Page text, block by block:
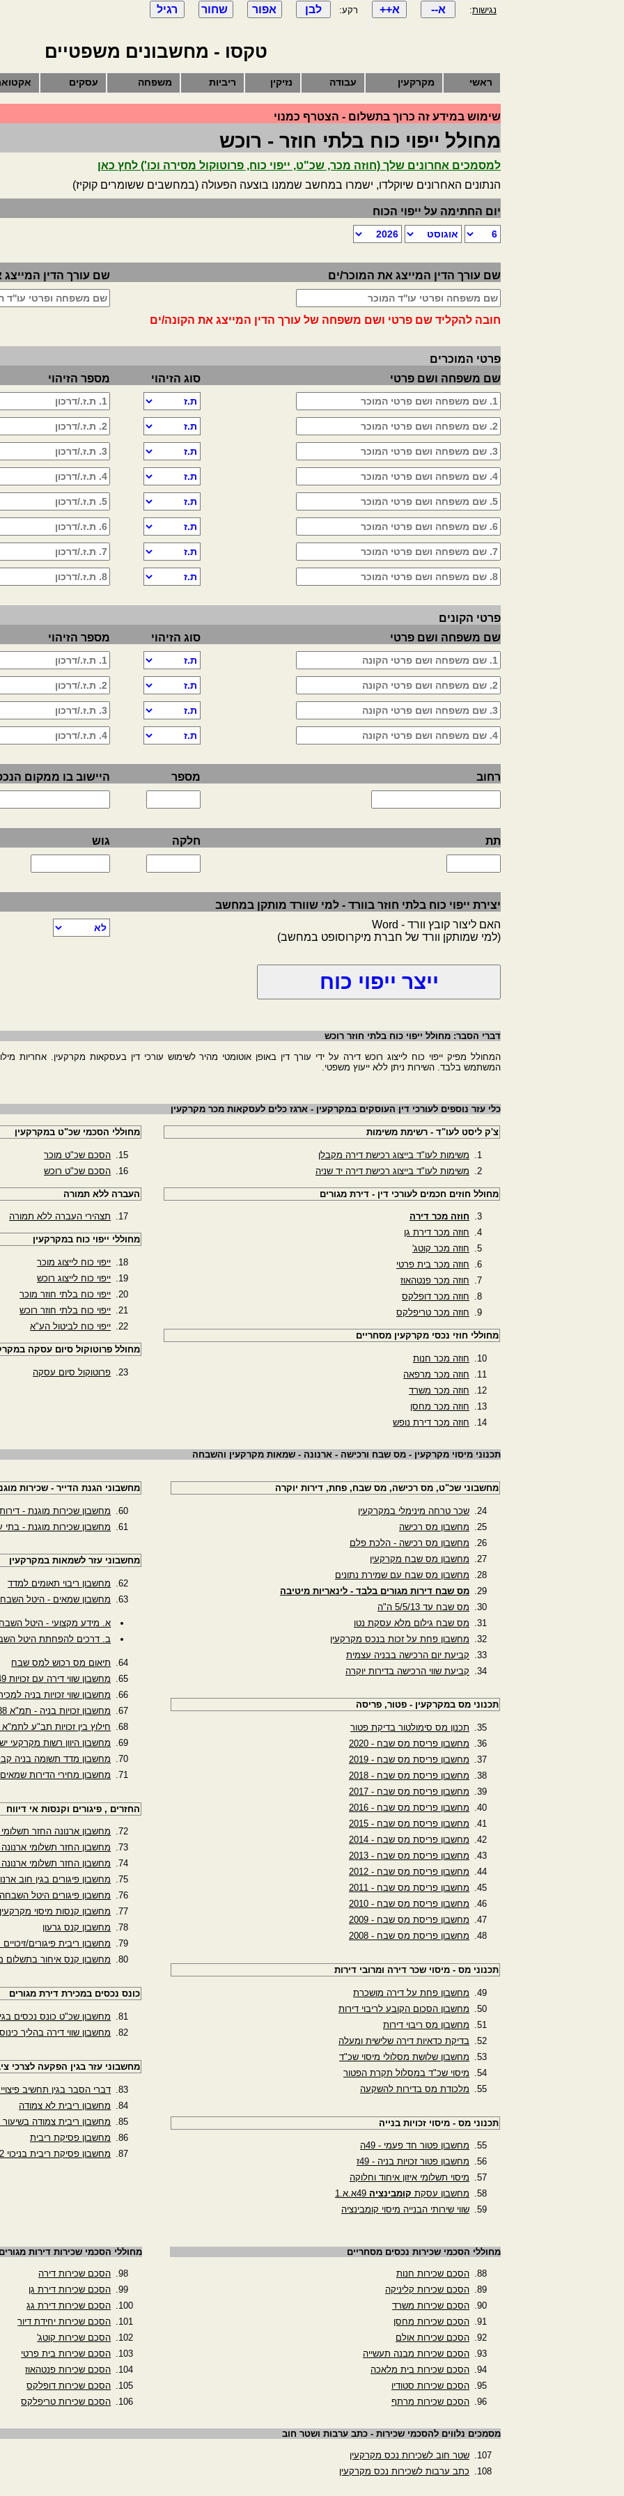
נגישות: רקע:
טקסו - מחשבונים משפטיים
ראשי מקרקעין עבודה נזיקין ריביות משפחה עסקים
שימוש במידע זה כרוך בתשלום - הצטרף כמנוי
מחולל ייפוי כוח בלתי חוזר - רוכש
למסמכים אחרונים שלך (חוזה מכר, שכ"ט, ייפוי כוח, פרוטוקול מסירה וכו') לחץ כאן
הנתונים האחרונים שיוקלדו, ישמרו במחשב שממנו בוצעה הפעולה (במחשבים ששומרים קוקיז)
יום החתימה על ייפוי הכוח
שם עורך הדין המייצג שם עורך הדין המייצג את המוכר/ים
חובה להקליד שם פרטי ושם משפחה של עורך הדין המייצג את הקונה/ים
פרטי המוכרים
מספר הזיהוי
סוג הזיהוי שם משפחה ושם פרטי
פרטי הקונים
מספר הזיהוי
סוג הזיהוי שם משפחה ושם פרטי
היישוב בו ממקום מספר רחוב
גוש חלקה תת
יצירת ייפוי כוח בלתי חוזר בוורד - למי שוורד מותקן במחשב
האם ליצור קובץ וורד - Word
(למי שמותקן וורד של חברת מיקרוסופט במחשב)
דברי הסבר: מחולל ייפוי כוח בלתי חוזר רוכש
המחולל מפיק ייפוי כוח לייצוג רוכש דירה על ידי עורך דין באופן אוטומטי מהיר לשימוש עורכי דין בעסקאות מקרקעין. אחריות
המשתמש בלבד. השירות ניתן ללא ייעוץ משפטי.
כלי עזר נוספים לעורכי דין העוסקים במקרקעין - ארגז כלים לעסקאות מכר מקרקעין
צ'ק ליסט לעו"ד - רשימת משימות
משימות לעו"ד בייצוג רכישת דירה מקבלן
משימות לעו"ד בייצוג רכישת דירה יד שניה
מחולל חוזים חכמים לעורכי דין - דירת מגורים
חוזה מכר דירה
חוזה מכר דירת גן
חוזה מכר קוטג'
חוזה מכר בית פרטי
חוזה מכר פנטהאוז
חוזה מכר דופלקס
חוזה מכר טריפלקס
מחוללי חוזי נכסי מקרקעין מסחריים
חוזה מכר חנות
חוזה מכר מרפאה
חוזה מכר משרד
חוזה מכר מחסן
חוזה מכר דירת נופש
מחוללי הסכמי שכ"ט במקרקעין
הסכם שכ"ט מוכר
הסכם שכ"ט רוכש
העברה ללא תמורה
תצהירי העברה ללא תמורה
מחוללי ייפוי כוח במקרקעין
ייפוי כוח לייצוג מוכר
ייפוי כוח לייצוג רוכש
ייפוי כוח בלתי חוזר מוכר
ייפוי כוח בלתי חוזר רוכש
ייפוי כוח לביטול הע"א
מחולל פרוטוקול סיום עסקה
פרוטוקול סיום עסקה
תכנוני מיסוי מקרקעין - מס שבח ורכישה - ארנונה - שמאות מקרקעין והשבחה
מחשבוני שכ"ט, מס רכישה, מס שבח, פחת, דירות יוקרה
שכר טרחה מינימלי במקרקעין
מחשבון מס רכישה
מחשבון מס רכישה - הלכת פלם
מחשבון מס שבח מקרקעין
מחשבון מס שבח עם שמירת נתונים
מס שבח דירות מגורים בלבד - לינאריות מיטיבה
מס שבח עד 5/5/13 ה"ה
מס שבח גילום מלא עסקת נטו
מחשבון פחת על זכות בנכס מקרקעין
קביעת יום הרכישה בבניה עצמית
קביעת שווי הרכישה בדירות יוקרה
תכנוני מס במקרקעין - פטור, פריסה
תכנון מס סימולטור בדיקת פטור
מחשבון פריסת מס שבח - 2020
מחשבון פריסת מס שבח - 2019
מחשבון פריסת מס שבח - 2018
מחשבון פריסת מס שבח - 2017
מחשבון פריסת מס שבח - 2016
מחשבון פריסת מס שבח - 2015
מחשבון פריסת מס שבח - 2014
מחשבון פריסת מס שבח - 2013
מחשבון פריסת מס שבח - 2012
מחשבון פריסת מס שבח - 2011
מחשבון פריסת מס שבח - 2010
מחשבון פריסת מס שבח - 2009
מחשבון פריסת מס שבח - 2008
תכנוני מס - מיסוי שכר דירה ומרובי דירות
מחשבון פחת על דירה מושכרת
מחשבון הסכום הקובע לריבוי דירות
מחשבון מס ריבוי דירות
בדיקת כדאיות דירה שלישית ומעלה
מחשבון שלושת מסלולי מיסוי שכ"ד
מיסוי שכ"ד במסלול תקרת הפטור
מלכודת מס בדירות להשקעה
תכנוני מס - מיסוי זכויות בנייה
מחשבון פטור חד פעמי - 49ה
מחשבון פטור זכויות בניה - 49ז
מיסוי תשלומי איזון איחוד וחלוקה
מחשבון עסקת קומבינציה
שווי שירותי הבנייה מיסוי קומבינציה
מחשבוני הגנת הדייר - שכירות
מחשבון שכירות מוגנת - דירות
מחשבון שכירות מוגנת - בתי
מחשבוני עזר לשמאות במקרקעין
מחשבון ריבוי תאומים למדד
מחשבון שמאים - היטל
א. מידע מקצועי - היטל
ב. דרכים להפחתת היטל
תיאום מס רכוש למס שבח
מחשבון שווי דירה עם זכויות 49ז
מחשבון שווי זכויות בניה
מחשבון זכויות בניה - תמ"א 38
חילוץ בין זכויות תב"ע לתמ"א 38
מחשבון היוון רשות מקרקעי
מחשבון מדד תשומה בניה
מחשבון מחירי הדירות שמאים
החזרים , פיגורים וקנסות אי דיווח
מחשבון ארנונה החזר
מחשבון החזר תשלומי ארנונה
מחשבון החזר תשלומי
מחשבון פיגורים בגין חוב
מחשבון פיגורים היטל השבחה
מחשבון קנסות מיסוי מקרקעין
מחשבון קנס גרעון
מחשבון ריבית פיגורים/
מחשבון קנס איחור
כונס נכסים במכירת דירת מגורים
מחשבון שכ"ט כונס נכסים
מחשבון שווי דירה בהליך
מחשבוני עזר בגין הפקעה לצרכי
דברי הסבר בגין תחשיב
מחשבון ריבית לא צמודה
מחשבון ריבית צמודה בשיעור 1.5%
מחשבון פסיקת ריבית
מחשבון פסיקת ריבית בניכוי 2 נק לפי 8ב1
מחוללי הסכמי שכירות נכסים מסחריים
הסכם שכירות חנות
הסכם שכירות קליניקה
הסכם שכירות משרד
הסכם שכירות מחסן
הסכם שכירות אולם
הסכם שכירות מבנה תעשייה
הסכם שכירות בית מלאכה
הסכם שכירות סטודיו
הסכם שכירות מרתף
מחוללי הסכמי שכירות דירות מגורים
הסכם שכירות דירה
הסכם שכירות דירת גן
הסכם שכירות דירת גג
הסכם שכירות יחידת דיור
הסכם שכירות קוטג'
הסכם שכירות בית פרטי
הסכם שכירות פנטהאוז
הסכם שכירות דופלקס
הסכם שכירות טריפלקס
מסמכים נלווים להסכמי שכירות - כתב ערבות ושטר חוב
שטר חוב לשכירות נכס מקרקעין
כתב ערבות לשכירות נכס מקרקעין